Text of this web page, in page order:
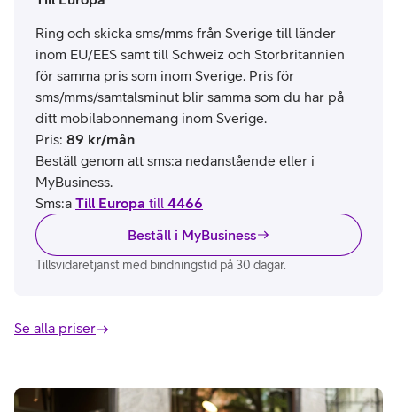
Ring och skicka sms/mms från Sverige till länder
inom EU/EES samt till Schweiz och Storbritannien
för samma pris som inom Sverige. Pris för
sms/mms/samtalsminut blir samma som du har på
ditt mobilabonnemang inom Sverige.
Pris: 89 kr/mån
Beställ genom att sms:a nedanstående eller i
MyBusiness.
Sms:a Till Europa till 4466
Beställ i MyBusiness
Tillsvidaretjänst med bindningstid på 30 dagar.
Se alla priser